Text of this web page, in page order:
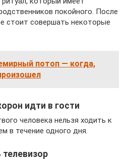
покойного. После
стоит совершать некоторые
потоп — когда,
идти в гости
человека нельзя ходить к
в течение одного дня.